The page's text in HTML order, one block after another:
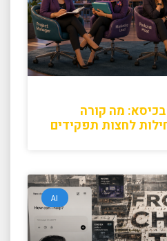
מה קורה
לחצות תפקידים
AI